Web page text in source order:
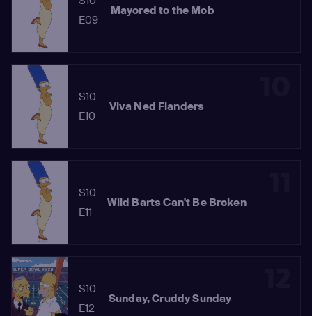
E09
Mayored to the Mob
S10
E10
Viva Ned Flanders
S10
E11
Wild Barts Can't Be Broken
S10
E12
Sunday, Cruddy Sunday